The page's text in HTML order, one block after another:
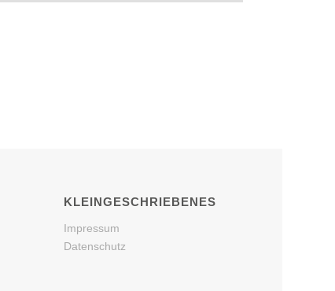
KLEINGESCHRIEBENES
Impressum
Datenschutz